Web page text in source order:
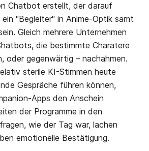
Chatbot erstellt, der darauf
"Begleiter" in Anime-Optik samt
Gleich mehrere Unternehmen
die bestimmte Charatere
oder gegenwärtig – nachahmen.
sterile KI-Stimmen heute
Gespräche führen können,
Apps den Anschein
der Programme in den
wie der Tag war, lachen
emotionelle Bestätigung.